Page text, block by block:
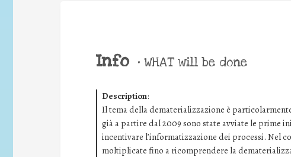
Info • WHAT will be done
Description:
Il tema della dematerializzazione è
già a partire dal 2009 sono state avviate le prime
incentivare l’informatizzazione dei processi. Nel
moltiplicate fino a ricomprendere la